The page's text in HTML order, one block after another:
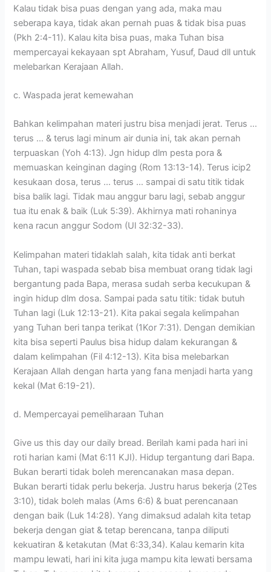
Kalau tidak bisa puas dengan yang ada, maka mau
seberapa kaya, tidak akan pernah puas & tidak bisa puas
(Pkh 2:4-11). Kalau kita bisa puas, maka Tuhan bisa
mempercayai kekayaan spt Abraham, Yusuf, Daud dll untuk
melebarkan Kerajaan Allah.
c. Waspada jerat kemewahan
Bahkan kelimpahan materi justru bisa menjadi jerat. Terus …
terus … & terus lagi minum air dunia ini, tak akan pernah
terpuaskan (Yoh 4:13). Jgn hidup dlm pesta pora &
memuaskan keinginan daging (Rom 13:13-14). Terus icip2
kesukaan dosa, terus … terus … sampai di satu titik tidak
bisa balik lagi. Tidak mau anggur baru lagi, sebab anggur
tua itu enak & baik (Luk 5:39). Akhirnya mati rohaninya
kena racun anggur Sodom (Ul 32:32-33).
Kelimpahan materi tidaklah salah, kita tidak anti berkat
Tuhan, tapi waspada sebab bisa membuat orang tidak lagi
bergantung pada Bapa, merasa sudah serba kecukupan &
ingin hidup dlm dosa. Sampai pada satu titik: tidak butuh
Tuhan lagi (Luk 12:13-21). Kita pakai segala kelimpahan
yang Tuhan beri tanpa terikat (1Kor 7:31). Dengan demikian
kita bisa seperti Paulus bisa hidup dalam kekurangan &
dalam kelimpahan (Fil 4:12-13). Kita bisa melebarkan
Kerajaan Allah dengan harta yang fana menjadi harta yang
kekal (Mat 6:19-21).
d. Mempercayai pemeliharaan Tuhan
Give us this day our daily bread. Berilah kami pada hari ini
roti harian kami (Mat 6:11 KJI). Hidup tergantung dari Bapa.
Bukan berarti tidak boleh merencanakan masa depan.
Bukan berarti tidak perlu bekerja. Justru harus bekerja (2Tes
3:10), tidak boleh malas (Ams 6:6) & buat perencanaan
dengan baik (Luk 14:28). Yang dimaksud adalah kita tetap
bekerja dengan giat & tetap berencana, tanpa diliputi
kekuatiran & ketakutan (Mat 6:33,34). Kalau kemarin kita
mampu lewati, hari ini kita juga mampu kita lewati bersama